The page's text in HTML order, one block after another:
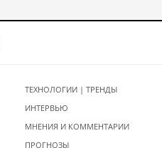
ТЕХНОЛОГИИ | ТРЕНДЫ
ИНТЕРВЬЮ
МНЕНИЯ И КОММЕНТАРИИ
ПРОГНОЗЫ